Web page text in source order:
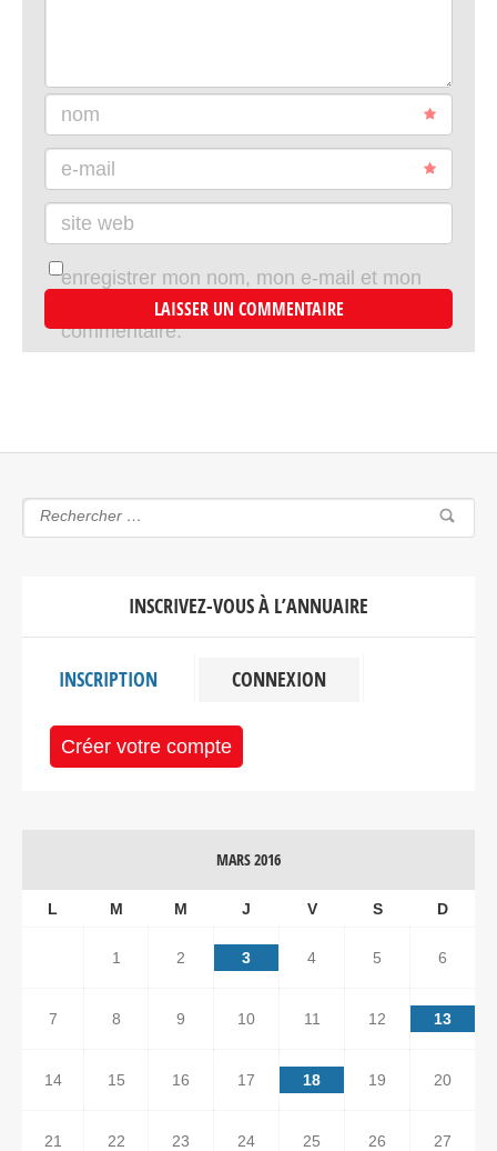
nom
e-mail
site web
enregistrer mon nom, mon e-mail et mon
site dans le navigateur pour mon prochain
commentaire.
INSCRIVEZ-VOUS À L’ANNUAIRE
INSCRIPTION CONNEXION
Créer votre compte
MARS 2016
L M M J V S D
1 2 3 4 5 6
7 8 9 10 11 12 13
14 15 16 17 18 19 20
21 22 23 24 25 26 27